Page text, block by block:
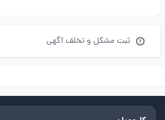
ثبت مشکل و تخلف آگهی